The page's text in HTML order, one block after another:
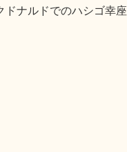
ナルドでのハシゴ幸座